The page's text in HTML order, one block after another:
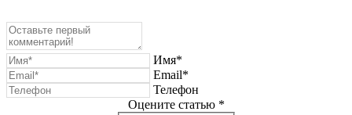
Имя*
Email*
Телефон
Оцените статью *